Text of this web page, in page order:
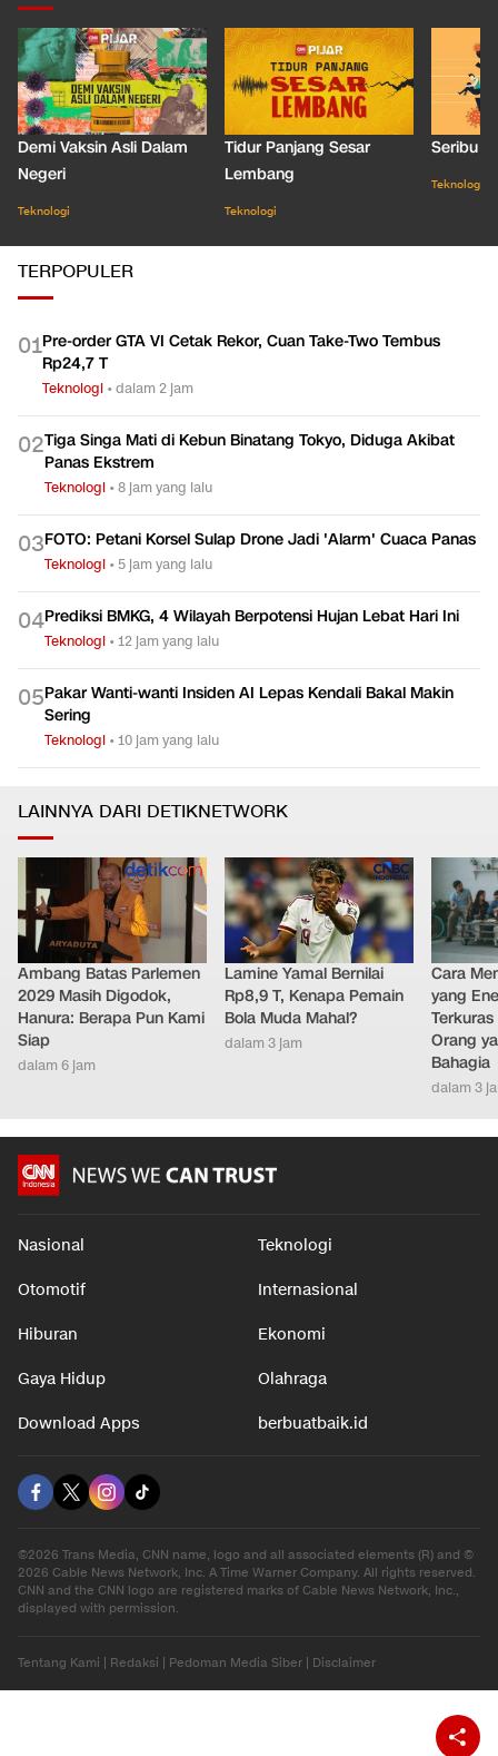
Demi Vaksin Asli Dalam
Negeri
Teknologi
Tidur Panjang Sesar
Lembang
Teknologi
Seribu
Teknologi
TERPOPULER
01Pre-order GTA VI Cetak Rekor, Cuan Take-Two Tembus
Rp24,7 T
Teknologi •dalam 2 jam
02Tiga Singa Mati di Kebun Binatang Tokyo, Diduga Akibat
Panas Ekstrem
Teknologi •8 jam yang lalu
03FOTO: Petani Korsel Sulap Drone Jadi 'Alarm' Cuaca Panas
Teknologi • 5 jam yang lalu
04Prediksi BMKG, 4 Wilayah Berpotensi Hujan Lebat Hari Ini
Teknologi •12 jam yang lalu
05Pakar Wanti-wanti Insiden AI Lepas Kendali Bakal Makin
Sering
Teknologi •10 jam yang lalu
LAINNYA DARI DETIKNETWORK
Ambang Batas Parlemen
2029 Masih Digodok,
Hanura: Berapa Pun Kami
Siap
dalam 6 jam
Lamine Yamal Bernilai
Rp8,9 T, Kenapa Pemain
Bola Muda Mahal?
dalam 3 jam
Cara
yang
Orang
Bahagia
dalam 3
Nasional Teknologi
Otomotif Internasional
Hiburan Ekonomi
Gaya Hidup Olahraga
Download Apps berbuatbaik.id
©2026 Trans Media, CNN name, logo and all associated elements (R) and ©
2026 Cable News Network, Inc. A Time Warner Company. All rights reserved.
CNN and the CNN logo are registered marks of Cable News Network, Inc.,
displayed with permission.
Tentang Kami Redaksi Pedoman Media Siber Disclaimer